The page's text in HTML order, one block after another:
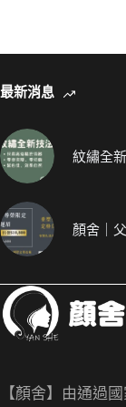
最新消息
紋繡全
顏舍｜
【顏舍】由通過